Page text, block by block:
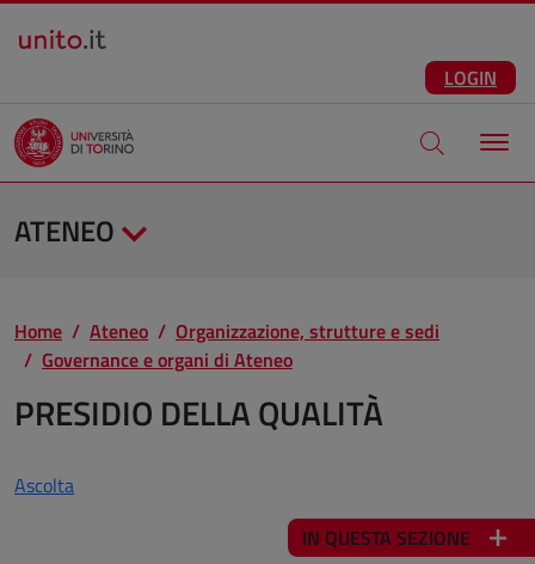
Salta al contenuto principale
LOGIN
Apri modale
ATENEO
Home Ateneo
Organizzazione, strutture e sedi
Governance e organi di Ateneo
PRESIDIO DELLA QUALITÀ
Ascolta
IN QUESTA SEZIONE